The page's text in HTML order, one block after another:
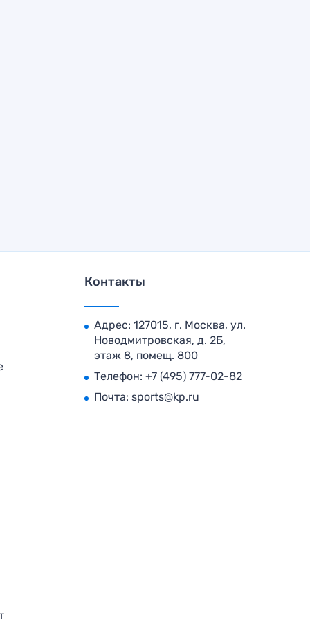
Контакты
Адрес: 127015, г. Москва, ул.
Новодмитровская, д. 2Б,
этаж 8, помещ. 800
Телефон: +7 (495) 777-02-82
Почта: sports@kp.ru